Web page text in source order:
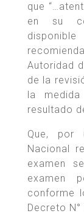
que
en su
Autoridad
de la
la
resultado
Que, por
Nacional
examen
examen
conforme
Decreto